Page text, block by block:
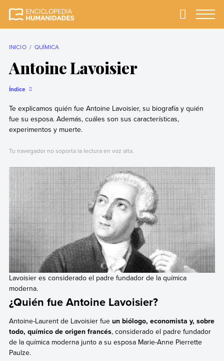
completa y más
Primary
INICIO QUÍMICA
Antoine Lavoisier
Índice
Te explicamos quién fue Antoine Lavoisier, su biografía y quién
fue su esposa. Además, cuáles son sus características,
experimentos y muerte.
Tu navegador no soporta la lectura en voz alta.
Lavoisier es considerado el padre fundador de la química
moderna.
¿Quién fue Antoine Lavoisier?
Antoine-Laurent de Lavoisier fue un biólogo, economista y, sobre
todo, químico de origen francés, considerado el padre fundador
de la química moderna junto a su esposa Marie-Anne Pierrette
Paulze.